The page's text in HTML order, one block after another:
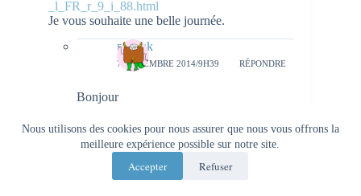
Nous utilisons des cookies pour nous assurer que nous vous offrons la
meilleure expérience possible sur notre site.
Accepter Refuser
_l_FR_r_9_i_88.html
Je vous souhaite une belle journée.
natieak
7 NOVEMBRE 2014/9H39 RÉPONDRE
Bonjour
Bonne chance
Mélanie
7 NOVEMBRE 2014/9H37